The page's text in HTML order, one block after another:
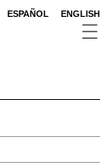
ESPAÑOL ENGLISH